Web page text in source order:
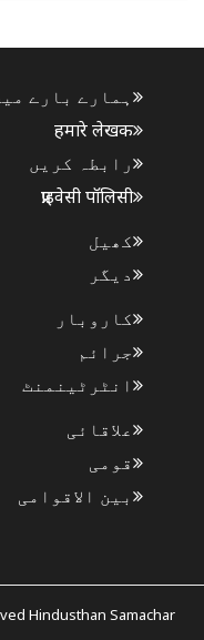
ہمارے بارے
हमारे लेखक
رابطہ کریں
प्राइवेसी पॉलिसी
کھیل
دیگر
کاروبار
جرائم
انٹرٹینمنٹ
علاقائی
قومی
بین الاقوامی
Hindusthan Samachar